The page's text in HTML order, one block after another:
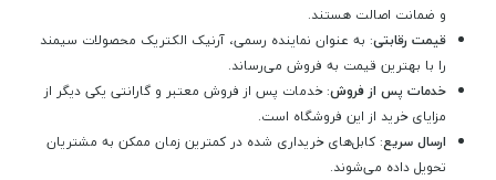
و ضمانت اصالت هستند.
قیمت رقابتی: به عنوان نماینده رسمی، آرنیک الکتریک محصولات سیمند
را با بهترین قیمت به فروش می‌رساند.
خدمات پس از فروش: خدمات پس از فروش معتبر و گارانتی یکی دیگر از
مزایای خرید از این فروشگاه است.
ارسال سریع: کابل‌های خریداری شده در کمترین زمان ممکن به مشتریان
تحویل داده می‌شوند.